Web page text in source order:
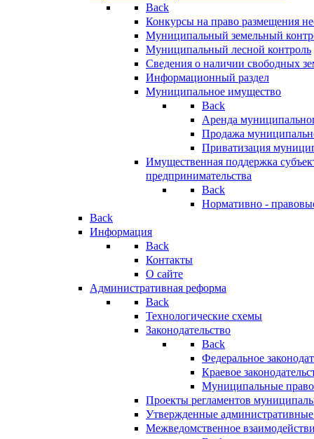
Back
Конкурсы на право размещения
Муниципальный земельный
Муниципальный лесной контроль
Сведения о наличии свободных
Информационный раздел
Муниципальное имущество
Back
Аренда
Продажа
Приватизация
Имущественная поддержка
предпринимательства
Back
Нормативно -
Back
Информация
Back
Контакты
О сайте
Административная реформа
Back
Технологические схемы
Законодательство
Back
Федеральное
Краевое
Муниципальные
Проекты регламентов
Утвержденные
Межведомственное